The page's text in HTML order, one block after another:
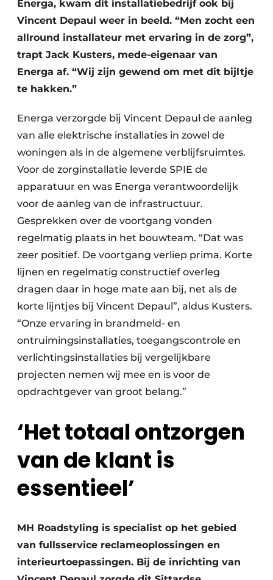
Energa, kwam dit installatiebedrijf ook bij
Vincent Depaul weer in beeld. “Men zocht een
allround installateur met ervaring in de zorg”,
trapt Jack Kusters, mede-eigenaar van
Energa af. “Wij zijn gewend om met dit bijltje
te hakken.”
Energa verzorgde bij Vincent Depaul de aanleg
van alle elektrische installaties in zowel de
woningen als in de algemene verblijfsruimtes.
Voor de zorginstallatie leverde SPIE de
apparatuur en was Energa verantwoordelijk
voor de aanleg van de infrastructuur.
Gesprekken over de voortgang vonden
regelmatig plaats in het bouwteam. “Dat was
zeer positief. De voortgang verliep prima. Korte
lijnen en regelmatig constructief overleg
dragen daar in hoge mate aan bij, net als de
korte lijntjes bij Vincent Depaul”, aldus Kusters.
“Onze ervaring in brandmeld- en
ontruimingsinstallaties, toegangscontrole en
verlichtingsinstallaties bij vergelijkbare
projecten nemen wij mee en is voor de
opdrachtgever van groot belang.”
‘Het totaal ontzorgen
van de klant is
essentieel’
MH Roadstyling is specialist op het gebied
van fullsservice reclameoplossingen en
interieurtoepassingen. Bij de inrichting van